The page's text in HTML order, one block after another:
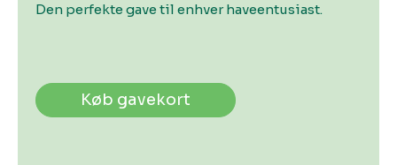
Den perfekte gave til enhver haveentusiast.
Køb gavekort